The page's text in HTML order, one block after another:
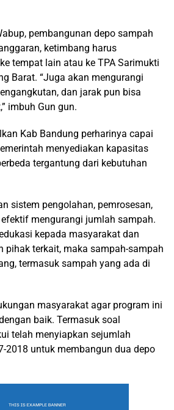
pembangunan depo sampah
ketimbang harus
tempat lain atau ke TPA Sarimukti
Barat. “Juga akan mengurangi
dan jarak pun bisa
imbuh Gun gun.
Kab Bandung perharinya capai
menyediakan kapasitas
tergantung dari kebutuhan
sistem pengolahan, pemrosesan,
mengurangi jumlah sampah.
kepada masyarakat dan
pihak terkait, maka sampah-sampah
termasuk sampah yang ada di
masyarakat agar program ini
baik. Termasuk soal
telah menyiapkan sejumlah
2018 untuk membangun dua depo